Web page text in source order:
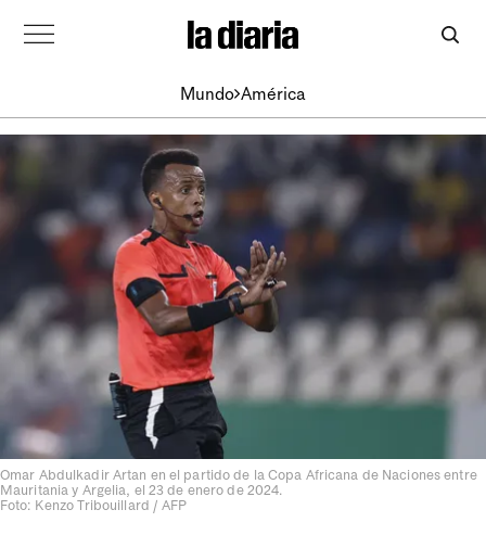
Mundo América
Omar Abdulkadir Artan en el partido de la Copa Africana de Naciones entre
Mauritania y Argelia, el 23 de enero de 2024.
Foto: Kenzo Tribouillard / AFP